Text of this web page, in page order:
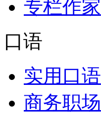
专栏作家
口语
实用口语
商务职场